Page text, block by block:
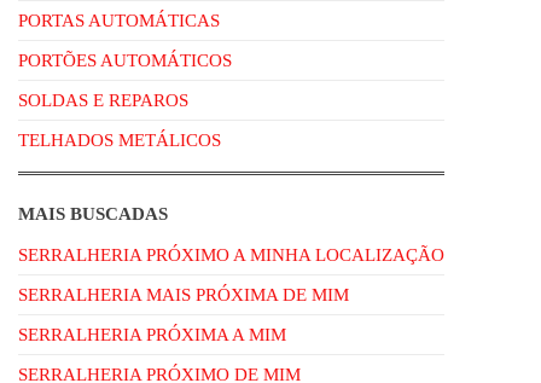
PORTAS AUTOMÁTICAS
PORTÕES AUTOMÁTICOS
SOLDAS E REPAROS
TELHADOS METÁLICOS
MAIS BUSCADAS
SERRALHERIA PRÓXIMO A MINHA LOCALIZAÇÃO
SERRALHERIA MAIS PRÓXIMA DE MIM
SERRALHERIA PRÓXIMA A MIM
SERRALHERIA PRÓXIMO DE MIM